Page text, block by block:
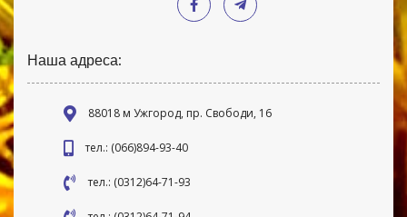
Наша адреса:
88018 м Ужгород, пр. Свободи, 16
тел.: (066)894-93-40
тел.: (0312)64-71-93